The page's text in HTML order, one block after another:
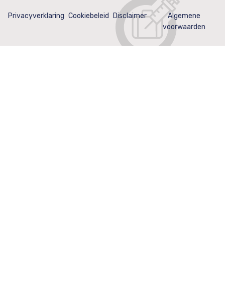
Privacyverklaring Cookiebeleid Disclaimer Algemene
voorwaarden